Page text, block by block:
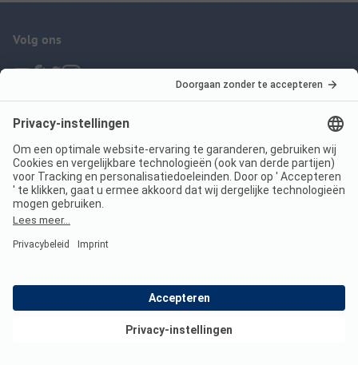
Volg ons
nu gratis gebruiken
Jouw privacy
Wet digitale diensten